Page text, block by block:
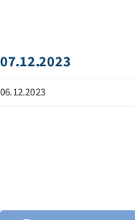
07.12.2023
06.12.2023